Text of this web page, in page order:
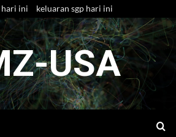
hari ini keluaran sgp hari ini
USA